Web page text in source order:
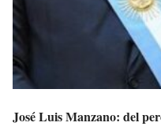
José Luis Manzano: del